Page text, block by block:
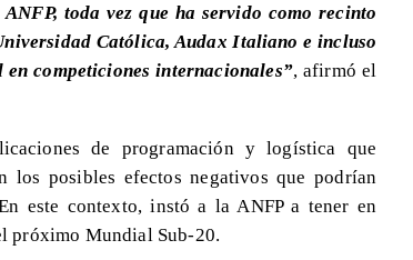
toda vez que ha servido como recinto
Católica, Audax Italiano e incluso
competiciones internacionales”, afirmó el
de programación y logística que
los posibles efectos negativos que podrían
este contexto, instó a la ANFP a tener en
próximo Mundial Sub-20.